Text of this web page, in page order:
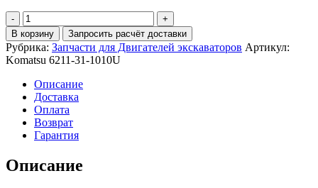
Количество
6211-
31-
1010U
Коленчатый
В корзину Запросить расчёт доставки
Рубрика: Запчасти для Двигателей экскаваторов Артикул:
Komatsu 6211-31-1010U
Описание
Доставка
Оплата
Возврат
Гарантия
Описание